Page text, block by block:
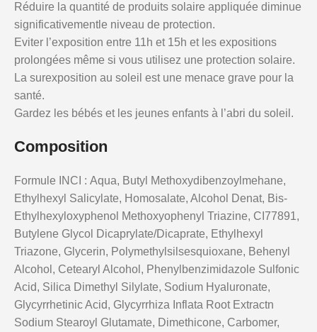
Réduire la quantité de produits solaire appliquée diminue
significativementle niveau de protection.
Eviter l’exposition entre 11h et 15h et les expositions
prolongées même si vous utilisez une protection solaire.
La surexposition au soleil est une menace grave pour la
santé.
Gardez les bébés et les jeunes enfants à l’abri du soleil.
Composition
Formule INCI : Aqua, Butyl Methoxydibenzoylmehane,
Ethylhexyl Salicylate, Homosalate, Alcohol Denat, Bis-
Ethylhexyloxyphenol Methoxyophenyl Triazine, CI77891,
Butylene Glycol Dicaprylate/Dicaprate, Ethylhexyl
Triazone, Glycerin, Polymethylsilsesquioxane, Behenyl
Alcohol, Cetearyl Alcohol, Phenylbenzimidazole Sulfonic
Acid, Silica Dimethyl Silylate, Sodium Hyaluronate,
Glycyrrhetinic Acid, Glycyrrhiza Inflata Root Extractn
Sodium Stearoyl Glutamate, Dimethicone, Carbomer,